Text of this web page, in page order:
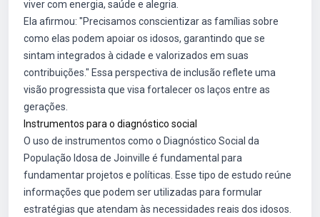
viver com energia, saúde e alegria.
Ela afirmou: "Precisamos conscientizar as famílias sobre
como elas podem apoiar os idosos, garantindo que se
sintam integrados à cidade e valorizados em suas
contribuições." Essa perspectiva de inclusão reflete uma
visão progressista que visa fortalecer os laços entre as
gerações.
Instrumentos para o diagnóstico social
O uso de instrumentos como o Diagnóstico Social da
População Idosa de Joinville é fundamental para
fundamentar projetos e políticas. Esse tipo de estudo reúne
informações que podem ser utilizadas para formular
estratégias que atendam às necessidades reais dos idosos.